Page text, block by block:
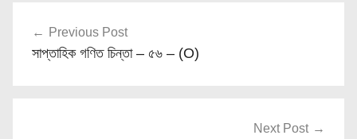
navigation
Previous Post
সাপ্তাহিক গণিত চিন্তা – ৫৬ – (O)
Next Post